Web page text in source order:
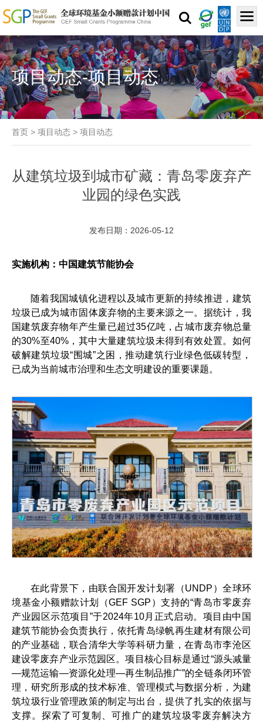
项目动态-项目动态
首页 > 项目动态 > 项目动态
从建筑垃圾到城市矿藏：青岛零废弃产
业园的绿色实践
发布日期：2026-05-12
实施机构：中国建筑节能协会
随着我国城镇化进程以及城市更新的持续推进，建筑
垃圾已成为城市固体废弃物的主要来源之一。据统计，我
国建筑废弃物年产生量已超过35亿吨，占城市废弃物总量
的30%至40%，其中大量建筑垃圾未得到有效处置。如何
破解建筑垃圾“围城”之困，推动建筑行业绿色低碳转型，
已成为当前城市治理和生态文明建设的重要课题。
在此背景下，由联合国开发计划署（UNDP）全球环
境基金小额赠款计划（GEF SGP）支持的“青岛市零废弃
产业园区示范项目”于2024年10月正式启动。项目由中国
建筑节能协会负责执行，依托青岛绿帆再生建材有限公司
的产业基础，联合清华大学等科研力量，在青岛市李沧区
建设零废弃产业示范园区。项目核心目标是通过“源头减量
—规范运输—资源化处理—再生制品推广”的全链条闭环管
理，研究所形成的技术标准、管理模式与数据分析，为建
筑垃圾行业管理政策的制定与出台，提供了扎实的依据与
支撑。探索了可复制、可推广的建筑垃圾零废弃解决方